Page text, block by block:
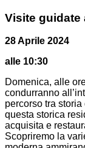
Visite guidate
28 Aprile 2024
alle 10:30
Domenica, alle
condurranno
percorso tra
questa storica
acquisita e
Scopriremo la